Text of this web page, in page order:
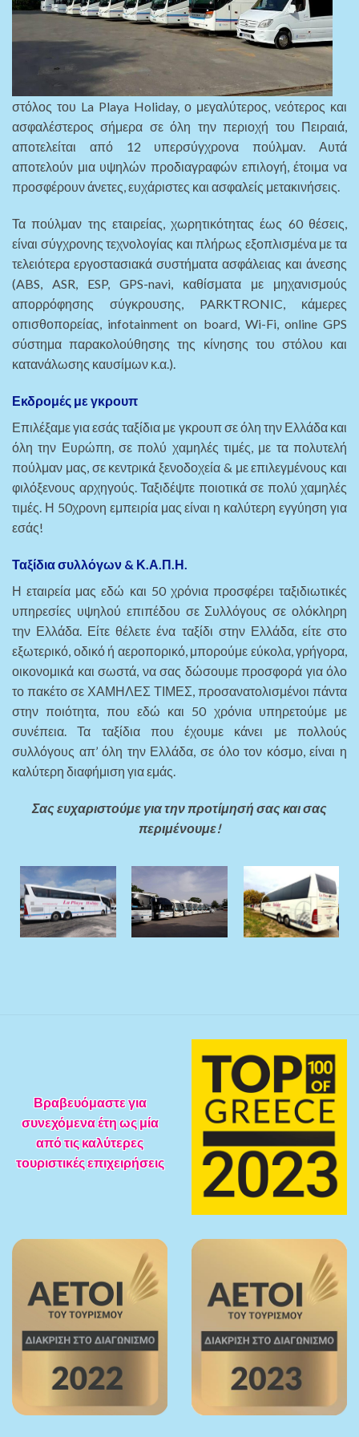
στόλος του La Playa Holiday, ο μεγαλύτερος, νεότερος και
ασφαλέστερος σήμερα σε όλη την περιοχή του Πειραιά,
αποτελείται από 12 υπερσύγχρονα πούλμαν. Αυτά
αποτελούν μια υψηλών προδιαγραφών επιλογή, έτοιμα να
προσφέρουν άνετες, ευχάριστες και ασφαλείς μετακινήσεις.
Τα πούλμαν της εταιρείας, χωρητικότητας έως 60 θέσεις,
είναι σύγχρονης τεχνολογίας και πλήρως εξοπλισμένα με τα
τελειότερα εργοστασιακά συστήματα ασφάλειας και άνεσης
(ABS, ASR, ESP, GPS-navi, καθίσματα με μηχανισμούς
απορρόφησης σύγκρουσης, PARKTRONIC, κάμερες
οπισθοπορείας, infotainment on board, Wi-Fi, online GPS
σύστημα παρακολούθησης της κίνησης του στόλου και
κατανάλωσης καυσίμων κ.α.).
Εκδρομές με γκρουπ
Επιλέξαμε για εσάς ταξίδια με γκρουπ σε όλη την Ελλάδα και
όλη την Ευρώπη, σε πολύ χαμηλές τιμές, με τα πολυτελή
πούλμαν μας, σε κεντρικά ξενοδοχεία & με επιλεγμένους και
φιλόξενους αρχηγούς. Ταξιδέψτε ποιοτικά σε πολύ χαμηλές
τιμές. Η 50χρονη εμπειρία μας είναι η καλύτερη εγγύηση για
εσάς!
Ταξίδια συλλόγων & Κ.Α.Π.Η.
Η εταιρεία μας εδώ και 50 χρόνια προσφέρει ταξιδιωτικές
υπηρεσίες υψηλού επιπέδου σε Συλλόγους σε ολόκληρη
την Ελλάδα. Είτε θέλετε ένα ταξίδι στην Ελλάδα, είτε στο
εξωτερικό, οδικό ή αεροπορικό, μπορούμε εύκολα, γρήγορα,
οικονομικά και σωστά, να σας δώσουμε προσφορά για όλο
το πακέτο σε ΧΑΜΗΛΕΣ ΤΙΜΕΣ, προσανατολισμένοι πάντα
στην ποιότητα, που εδώ και 50 χρόνια υπηρετούμε με
συνέπεια. Τα ταξίδια που έχουμε κάνει με πολλούς
συλλόγους απ’ όλη την Ελλάδα, σε όλο τον κόσμο, είναι η
καλύτερη διαφήμιση για εμάς.
Σας ευχαριστούμε για την προτίμησή σας και σας
περιμένουμε!
Βραβευόμαστε για
συνεχόμενα έτη ως μία
από τις καλύτερες
τουριστικές επιχειρήσεις